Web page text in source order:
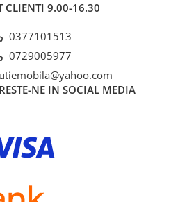
CLIENTI 9.00-16.30
0377101513
0729005977
NE IN SOCIAL MEDIA